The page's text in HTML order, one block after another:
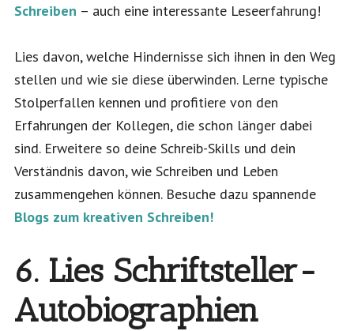
Schreiben – auch eine interessante Leseerfahrung!
Lies davon, welche Hindernisse sich ihnen in den Weg
stellen und wie sie diese überwinden. Lerne typische
Stolperfallen kennen und profitiere von den
Erfahrungen der Kollegen, die schon länger dabei
sind. Erweitere so deine Schreib-Skills und dein
Verständnis davon, wie Schreiben und Leben
zusammengehen können. Besuche dazu spannende
Blogs zum kreativen Schreiben!
6. Lies Schriftsteller-
Autobiographien